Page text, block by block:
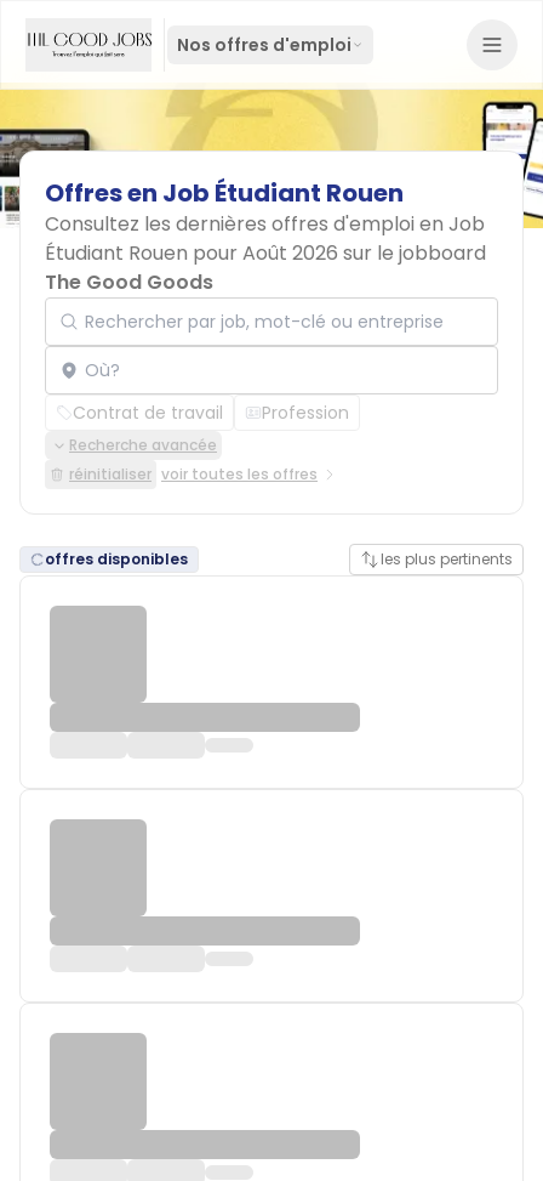
Nos offres d'emploi
Offresen Job Étudiant Rouen
Consultez les dernières offres d'emploi en Job
Étudiant Rouen pour Août 2026 sur le jobboard
The Good Goods
Rechercher par job, mot-clé ou entreprise
Localisation
Contrat de travail Profession
Recherche avancée
réinitialiser voir toutes les offres
offres disponibles les plus pertinents